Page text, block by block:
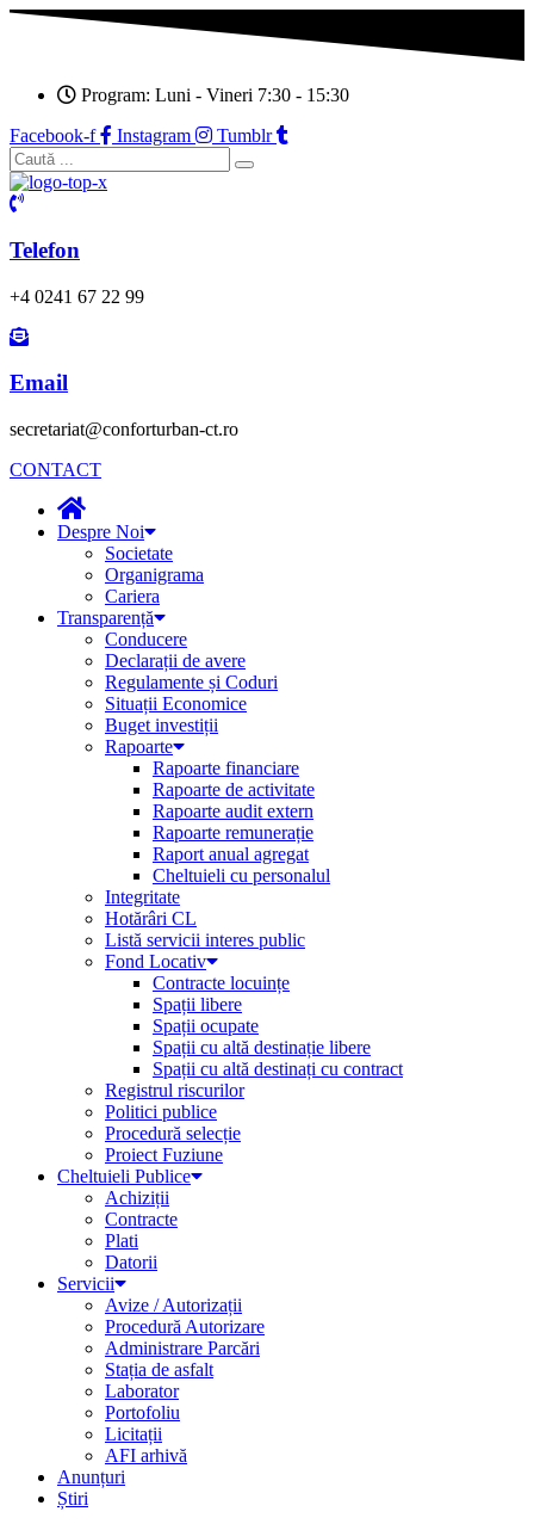
Program: Luni - Vineri 7:30 - 15:30
Facebook-f
Instagram Tumblr
Telefon
+4 0241 67 22 99
Email
secretariat@conforturban-ct.ro
CONTACT
Despre Noi
Societate
Organigrama
Cariera
Transparență
Conducere
Declarații de avere
Regulamente și Coduri
Situații Economice
Buget investiții
Rapoarte
Rapoarte financiare
Rapoarte de activitate
Rapoarte audit extern
Rapoarte remunerație
Raport anual agregat
Cheltuieli cu personalul
Integritate
Hotărâri CL
Listă servicii interes public
Fond Locativ
Contracte locuințe
Spații libere
Spații ocupate
Spații cu altă destinație libere
Spații cu altă destinați cu contract
Registrul riscurilor
Politici publice
Procedură selecție
Proiect Fuziune
Cheltuieli Publice
Achiziții
Contracte
Plati
Datorii
Servicii
Avize / Autorizații
Procedură Autorizare
Administrare Parcări
Stația de asfalt
Laborator
Portofoliu
Licitații
AFI arhivă
Anunțuri
Știri